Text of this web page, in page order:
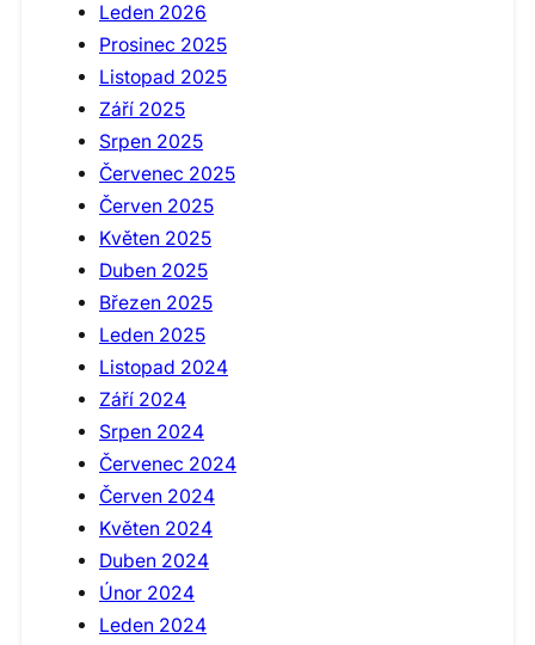
Leden 2026
Prosinec 2025
Listopad 2025
Září 2025
Srpen 2025
Červenec 2025
Červen 2025
Květen 2025
Duben 2025
Březen 2025
Leden 2025
Listopad 2024
Září 2024
Srpen 2024
Červenec 2024
Červen 2024
Květen 2024
Duben 2024
Únor 2024
Leden 2024